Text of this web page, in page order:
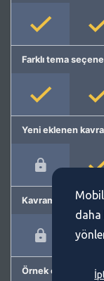
Farklı tema
Yeni eklenen
Kavram önerme
Örnek cümleler
daha